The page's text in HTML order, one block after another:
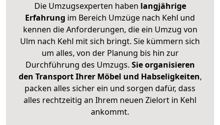
Die Umzugsexperten haben langjährige
Erfahrung im Bereich Umzüge nach Kehl und
kennen die Anforderungen, die ein Umzug von
Ulm nach Kehl mit sich bringt. Sie kümmern sich
um alles, von der Planung bis hin zur
Durchführung des Umzugs. Sie organisieren
den Transport Ihrer Möbel und Habseligkeiten,
packen alles sicher ein und sorgen dafür, dass
alles rechtzeitig an Ihrem neuen Zielort in Kehl
ankommt.